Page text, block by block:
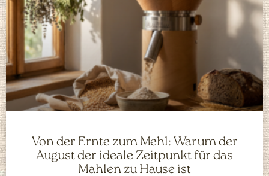
Von der Ernte zum Mehl: Warum der
August der ideale Zeitpunkt für das
Mahlen zu Hause ist